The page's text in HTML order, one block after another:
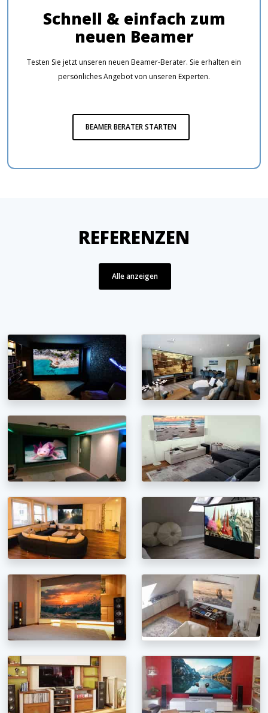
Schnell & einfach zum
neuen Beamer
Testen Sie jetzt unseren neuen Beamer-Berater. Sie erhalten ein
persönliches Angebot von unseren Experten.
BEAMER BERATER STARTEN
REFERENZEN
Alle anzeigen